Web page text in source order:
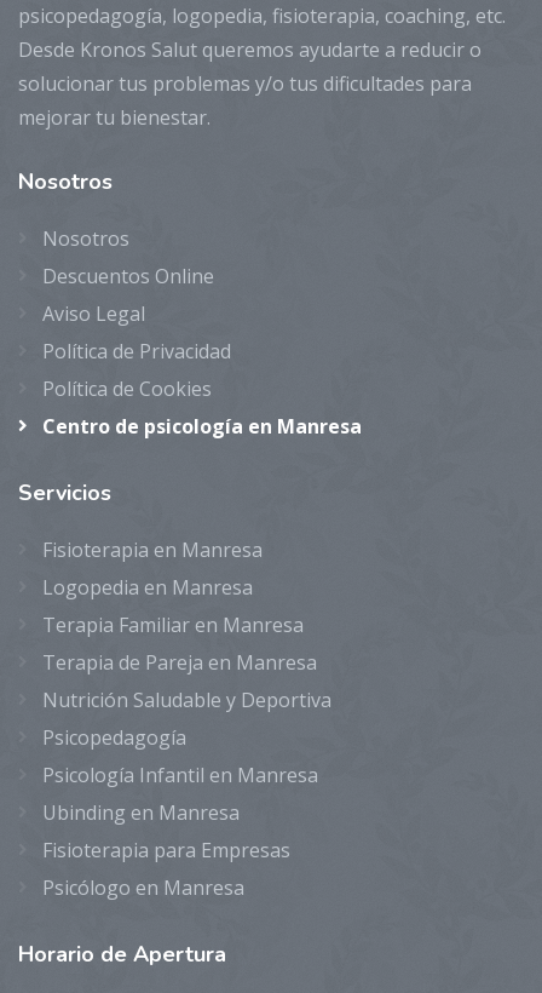
psicopedagogía, logopedia, fisioterapia, coaching, etc.
Desde Kronos Salut queremos ayudarte a reducir o
solucionar tus problemas y/o tus dificultades para
mejorar tu bienestar.
Nosotros
Nosotros
Descuentos Online
Aviso Legal
Política de Privacidad
Política de Cookies
Centro de psicología en Manresa
Servicios
Fisioterapia en Manresa
Logopedia en Manresa
Terapia Familiar en Manresa
Terapia de Pareja en Manresa
Nutrición Saludable y Deportiva
Psicopedagogía
Psicología Infantil en Manresa
Ubinding en Manresa
Fisioterapia para Empresas
Psicólogo en Manresa
Horario de Apertura